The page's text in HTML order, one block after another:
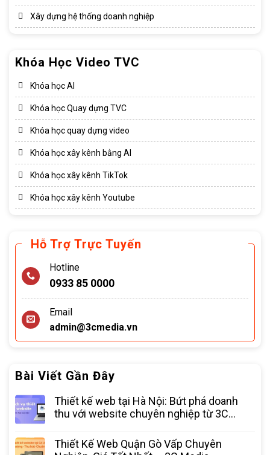
Xây dựng hệ thống doanh nghiệp​
Khóa Học Video TVC
Khóa học AI
Khóa học Quay dựng TVC
Khóa học quay dựng video
Khóa học xây kênh bằng AI
Khóa học xây kênh TikTok
Khóa học xây kênh Youtube
Hỗ Trợ Trực Tuyến
Hotline
0933 85 0000
Email
admin@3cmedia.vn
Bài Viết Gần Đây
Thiết kế web tại Hà Nội: Bứt phá doanh
thu với website chuyên nghiệp từ 3C
Thiết Kế Web Quận Gò Vấp Chuyên